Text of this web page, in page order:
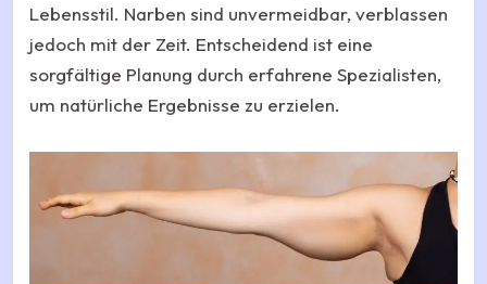
Lebensstil. Narben sind unvermeidbar, verblassen
jedoch mit der Zeit. Entscheidend ist eine
sorgfältige Planung durch erfahrene Spezialisten,
um natürliche Ergebnisse zu erzielen.